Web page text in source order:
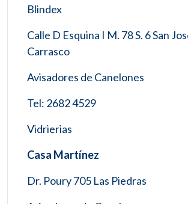
Blindex
Calle D Esquina I M. 78 S. 6 San
Carrasco
Avisadores de Canelones
Tel: 2682 4529
Vidrierias
Casa Martínez
Dr. Poury 705 Las Piedras